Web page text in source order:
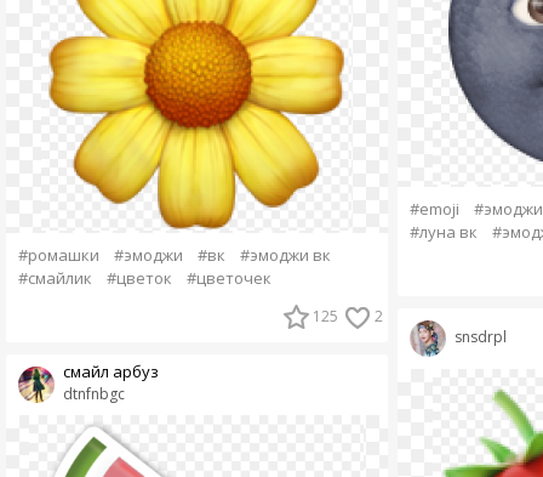
#ромашки #эмоджи #вк
#эмоджи вк
#смайлик
#цветок #цветочек
125 2
dtnfnbgc
смайл арбуз
#emoji
#эмоджи
#луна вк
snsdrpl